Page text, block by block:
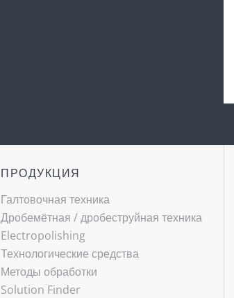
ПРОДУКЦИЯ
Галтовочная техника
Дробемётная / ­дробеструйная техника
Electropolishing
Технологические средства
Методы обработки
Solution Finder